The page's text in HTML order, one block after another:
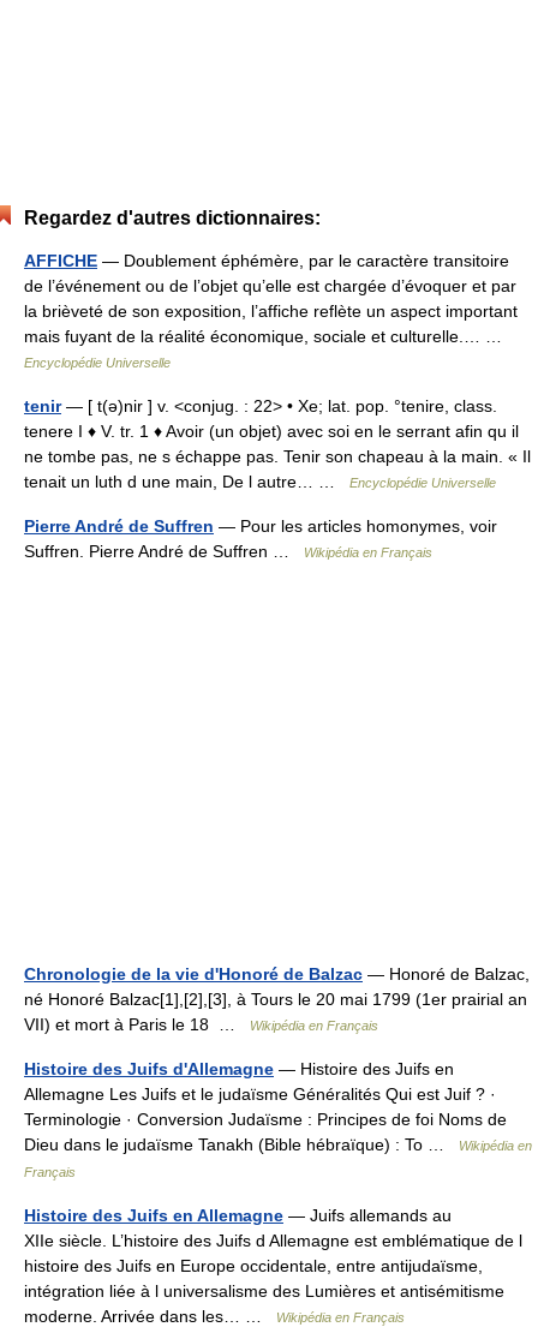
Regardez d'autres dictionnaires:
AFFICHE — Doublement éphémère, par le caractère transitoire
de l’événement ou de l’objet qu’elle est chargée d’évoquer et par
la brièveté de son exposition, l’affiche reflète un aspect important
mais fuyant de la réalité économique, sociale et culturelle.… …
Encyclopédie Universelle
tenir— [ t(ə)nir ] v. <conjug. : 22> • Xe; lat. pop. °tenire, class.
tenere I ♦ V. tr. 1 ♦ Avoir (un objet) avec soi en le serrant afin qu il
ne tombe pas, ne s échappe pas. Tenir son chapeau à la main. « Il
tenait un luth d une main, De l autre… …
Encyclopédie Universelle
Pierre André de Suffren — Pour les articles homonymes, voir
Suffren. Pierre André de Suffren …
Wikipédia en Français
Chronologie de la vie d'Honoré de Balzac — Honoré de Balzac,
né Honoré Balzac[1],[2],[3], à Tours le 20 mai 1799 (1er prairial an
VII) et mort à Paris le 18 …
Wikipédia en Français
Histoire des Juifs d'Allemagne — Histoire des Juifs en
Allemagne Les Juifs et le judaïsme Généralités Qui est Juif ? ·
Terminologie · Conversion Judaïsme : Principes de foi Noms de
Dieu dans le judaïsme Tanakh (Bible hébraïque) : To …
Wikipédia en
Français
Histoire des Juifs en Allemagne — Juifs allemands au
XIIe siècle. L’histoire des Juifs d Allemagne est emblématique de l
histoire des Juifs en Europe occidentale, entre antijudaïsme,
intégration liée à l universalisme des Lumières et antisémitisme
moderne. Arrivée dans les… …
Wikipédia en Français